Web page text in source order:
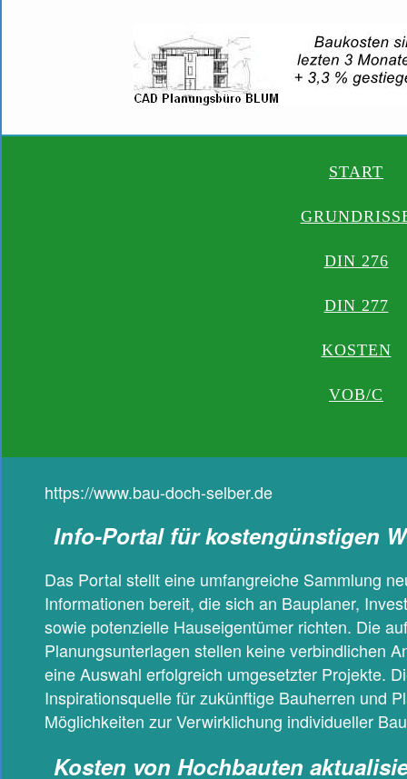
START
DIN 276
DIN 277
KOSTEN
VOB/C
https://www.bau-doch-selber.de
Info-Portal für kostengünstigen
Das Portal stellt eine umfangreiche Sammlung
Informationen bereit, die sich an Bauplaner,
sowie potenzielle Hauseigentümer richten. Die
Planungsunterlagen stellen keine verbindlichen
eine Auswahl erfolgreich umgesetzter Projekte.
Inspirationsquelle für zukünftige Bauherren und
Möglichkeiten zur Verwirklichung individueller
Kosten von Hochbauten